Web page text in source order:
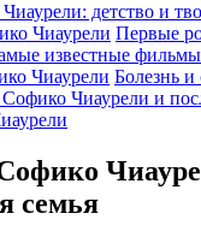
детство и
Чиаурели Первые
известные
Чиаурели Болезнь и
Софико Чиаурели и
семья